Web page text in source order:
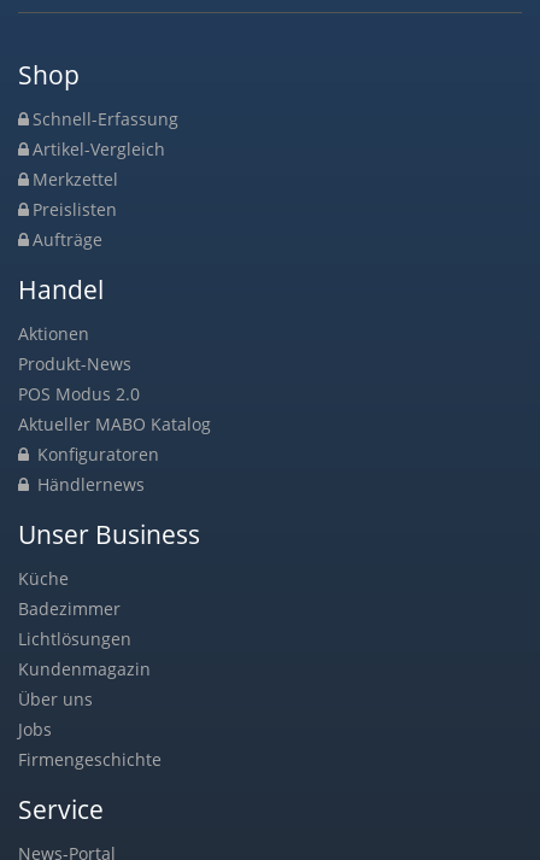
Shop
Schnell-Erfassung
Artikel-Vergleich
Merkzettel
Preislisten
Aufträge
Handel
Aktionen
Produkt-News
POS Modus 2.0
Aktueller MABO Katalog
Konfiguratoren
Händlernews
Unser Business
Küche
Badezimmer
Lichtlösungen
Kundenmagazin
Über uns
Jobs
Firmengeschichte
Service
News-Portal